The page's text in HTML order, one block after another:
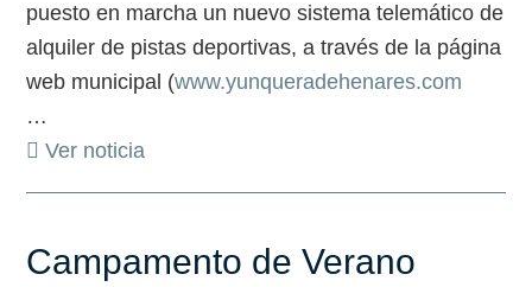
puesto en marcha un nuevo sistema telemático de
alquiler de pistas deportivas, a través de la página
web municipal (www.yunqueradehenares.com
…
Ver noticia
Campamento de Verano